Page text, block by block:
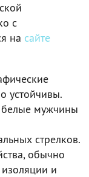
с
на сайте
устойчивы.
белые мужчины
стрелков.
обычно
и